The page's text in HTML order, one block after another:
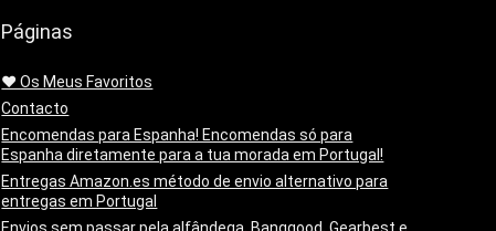
Páginas
❤️ Os Meus Favoritos
Contacto
Encomendas para Espanha! Encomendas só para
Espanha diretamente para a tua morada em Portugal!
Entregas Amazon.es método de envio alternativo para
entregas em Portugal